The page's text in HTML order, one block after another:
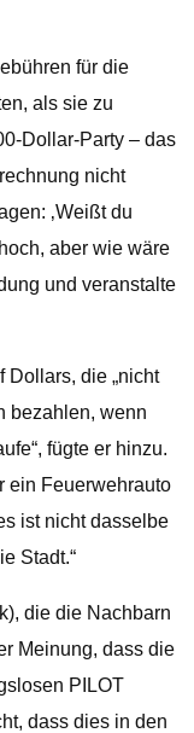
für die
als sie zu
Dollar-Party – das
nicht
‚Weißt du
aber wie wäre
und veranstalte
Dollars, die „nicht
bezahlen, wenn
fügte er hinzu.
ein Feuerwehrauto
ist nicht dasselbe
Stadt.“
die die Nachbarn
Meinung, dass die
PILOT
dass dies in den